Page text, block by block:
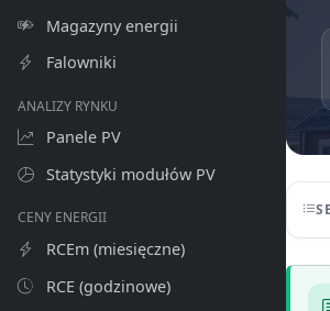
Magazyny energii
Falowniki
ANALIZY RYNKU
Panele PV
Statystyki modułów PV
CENY ENERGII
RCEm (miesięczne)
RCE (godzinowe)